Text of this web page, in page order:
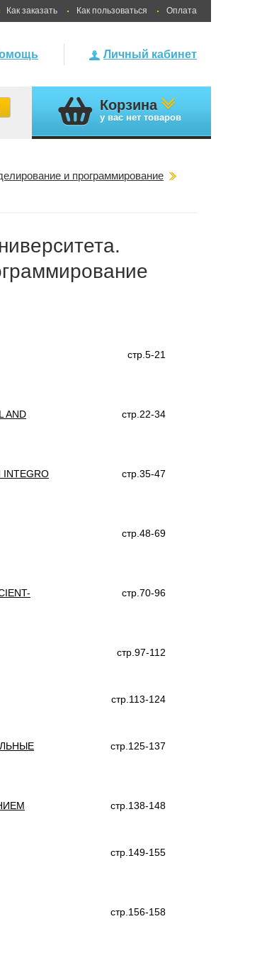
Как заказать Как пользоваться Оплата
Личный кабинет
Корзина
у вас нет товаров
и программирование
стр.5-21
AND
стр.22-34
INTEGRO
стр.35-47
стр.48-69
стр.70-96
стр.97-112
стр.113-124
стр.125-137
стр.138-148
стр.149-155
стр.156-158